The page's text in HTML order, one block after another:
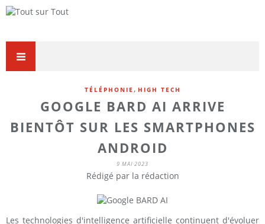
TÉLÉPHONIE , HIGH TECH
GOOGLE BARD AI ARRIVE
BIENTÔT SUR LES SMARTPHONES
ANDROID
9 MAI 2023
Rédigé par la rédaction
Les technologies d'intelligence artificielle continuent d'évoluer